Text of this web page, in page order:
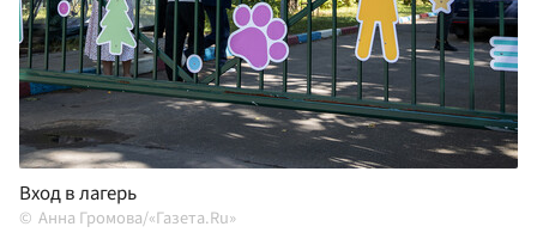
Вход в лагерь
Анна Громова/«Газета.Ru»